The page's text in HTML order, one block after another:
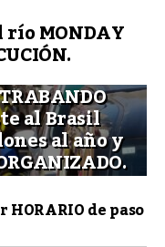
MONDAY
al Brasil
al año y
de paso